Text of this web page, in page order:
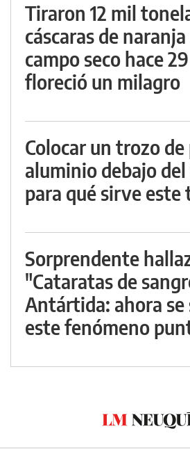
Tiraron 12 mil
cáscaras de
campo seco hace
floreció un milagro
Colocar un trozo de
aluminio debajo
para qué sirve este
Sorprendente
"Cataratas de
Antártida: ahora se
este fenómeno